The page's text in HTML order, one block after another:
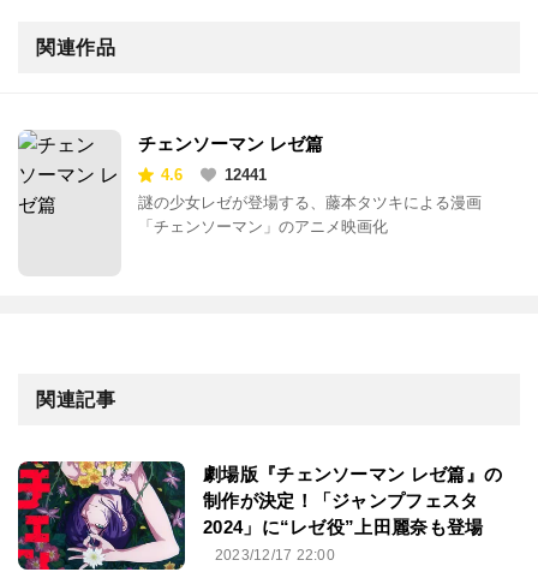
関連作品
チェンソーマン レゼ篇
4.6
12441
謎の少女レゼが登場する、藤本タツキによる漫画
「チェンソーマン」のアニメ映画化
関連記事
劇場版『チェンソーマン レゼ篇』の
制作が決定！「ジャンプフェスタ
2024」に“レゼ役”上田麗奈も登場
2023/12/17 22:00